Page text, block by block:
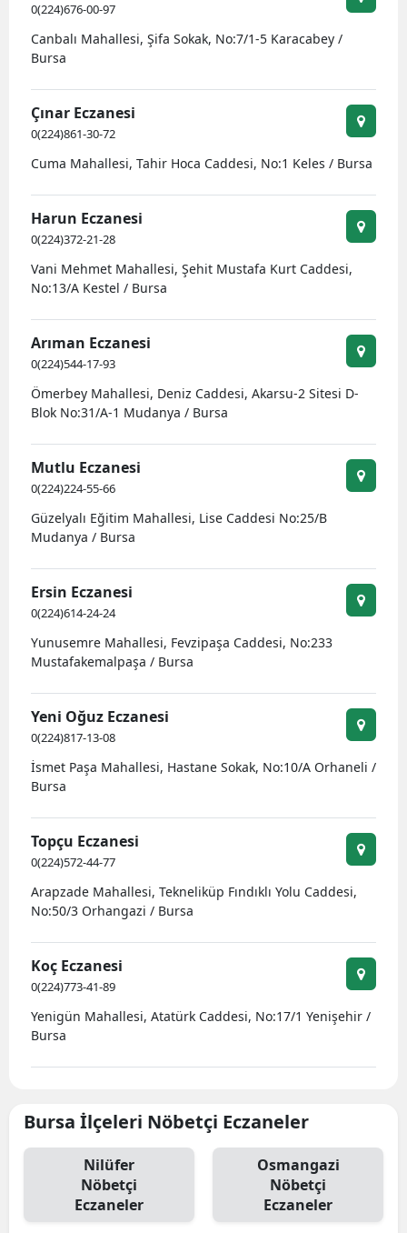
0(224)676-00-97
Canbalı Mahallesi, Şifa Sokak, No:7/1-5 Karacabey /
Bursa
Çınar Eczanesi
0(224)861-30-72
Cuma Mahallesi, Tahir Hoca Caddesi, No:1 Keles / Bursa
Harun Eczanesi
0(224)372-21-28
Vani Mehmet Mahallesi, Şehit Mustafa Kurt Caddesi,
No:13/A Kestel / Bursa
Arıman Eczanesi
0(224)544-17-93
Ömerbey Mahallesi, Deniz Caddesi, Akarsu-2 Sitesi D-
Blok No:31/A-1 Mudanya / Bursa
Mutlu Eczanesi
0(224)224-55-66
Güzelyalı Eğitim Mahallesi, Lise Caddesi No:25/B
Mudanya / Bursa
Ersin Eczanesi
0(224)614-24-24
Yunusemre Mahallesi, Fevzipaşa Caddesi, No:233
Mustafakemalpaşa / Bursa
Yeni Oğuz Eczanesi
0(224)817-13-08
İsmet Paşa Mahallesi, Hastane Sokak, No:10/A Orhaneli /
Bursa
Topçu Eczanesi
0(224)572-44-77
Arapzade Mahallesi, Tekneliküp Fındıklı Yolu Caddesi,
No:50/3 Orhangazi / Bursa
Koç Eczanesi
0(224)773-41-89
Yenigün Mahallesi, Atatürk Caddesi, No:17/1 Yenişehir /
Bursa
Bursa İlçeleri Nöbetçi Eczaneler
Nilüfer
Nöbetçi
Eczaneler
Osmangazi
Nöbetçi
Eczaneler